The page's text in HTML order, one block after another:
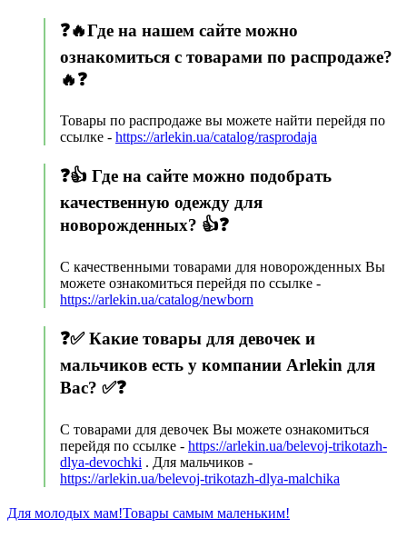
❓🔥Где на нашем сайте можно
ознакомиться с товарами по распродаже?
🔥❓
Товары по распродаже вы можете найти перейдя по
ссылке - https://arlekin.ua/catalog/rasprodaja
❓👍 Где на сайте можно подобрать
качественную одежду для
новорожденных? 👍❓
С качественными товарами для новорожденных Вы
можете ознакомиться перейдя по ссылке -
https://arlekin.ua/catalog/newborn
❓✅ Какие товары для девочек и
мальчиков есть у компании Arlekin для
Вас? ✅❓
С товарами для девочек Вы можете ознакомиться
перейдя по ссылке - https://arlekin.ua/belevoj-trikotazh-
dlya-devochki . Для мальчиков -
https://arlekin.ua/belevoj-trikotazh-dlya-malchika
Для молодых мам!Товары самым маленьким!